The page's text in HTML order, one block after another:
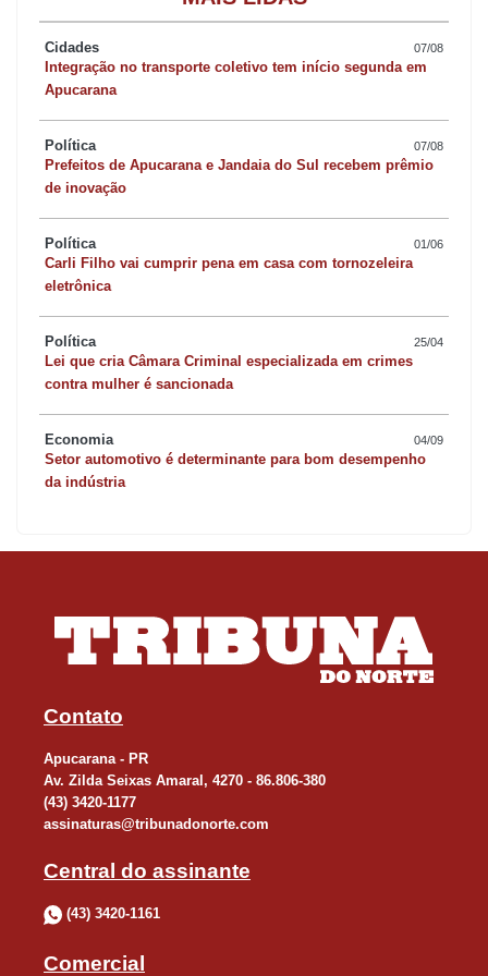
e sanitários. No Vale, o programa garante construção dos
barracões em Bom Sucesso, Borrazópolis, Godoy Moreira,
Grandes Rios, Lidianópolis, Lunardelli, Rio Bom, Rio Branco do
Ivaí e Rosário do Ivaí.
Neste momento, o Portal dos Municípios tem liberado o acesso
necessária para formalizar o convênio com a
Secid/Paranacidade.
O secretário de Estado das Cidades, Guto Silva, ressalta que
essa ampliação dos valores segue a determinação do
governador Ratinho Junior de acelerar o desenvolvimento e
Cidades 07/08
Integração no transporte coletivo tem início segunda em
Apucarana
Política 07/08
Prefeitos de Apucarana e Jandaia do Sul recebem prêmio
de inovação
Política 01/06
Carli Filho vai cumprir pena em casa com tornozeleira
eletrônica
Política 25/04
Lei que cria Câmara Criminal especializada em crimes
contra mulher é sancionada
Economia 04/09
Setor automotivo é determinante para bom desempenho
da indústria
Contato
Apucarana - PR
Av. Zilda Seixas Amaral, 4270 - 86.806-380
(43) 3420-1177
assinaturas@tribunadonorte.com
Central do assinante
(43) 3420-1161
Comercial